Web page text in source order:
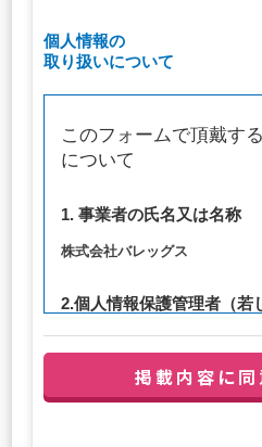
個人情報の
取り扱いについて
このフォームで頂戴す
について
1. 事業者の氏名又は名称
株式会社バレッグス
2.個人情報保護管理者（若
連絡先：